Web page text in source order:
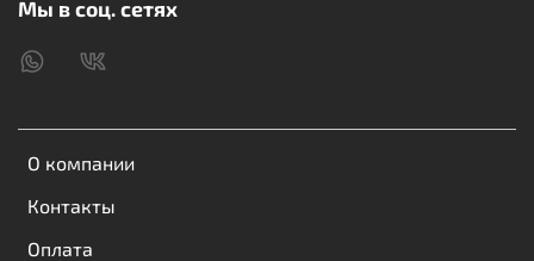
О компании
Контакты
Оплата
Мы в соц. сетях